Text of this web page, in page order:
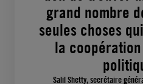
grand nombre
seules choses
la
Salil Shetty, secrétaire